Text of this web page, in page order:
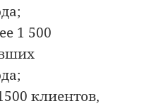
1 500
клиентов,